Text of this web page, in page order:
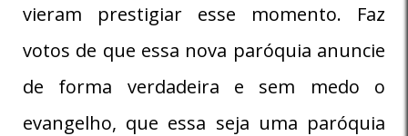
vieram prestigiar esse momento. Faz
votos de que essa nova paróquia anuncie
de forma verdadeira e sem medo o
evangelho, que essa seja uma paróquia